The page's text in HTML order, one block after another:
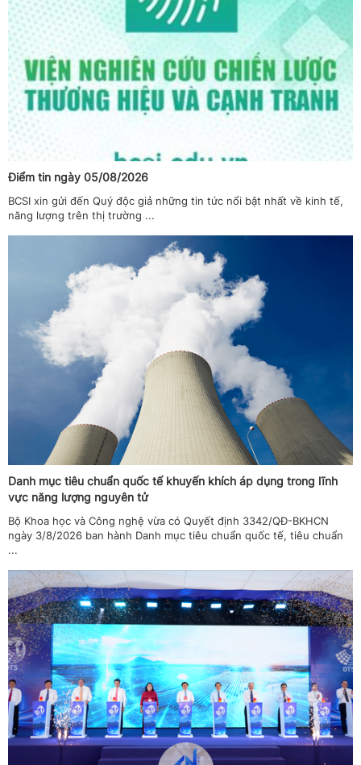
Điểm tin ngày 05/08/2026
BCSI xin gửi đến Quý độc giả những tin tức nổi bật nhất về kinh tế,
năng lượng trên thị trường ...
Danh mục tiêu chuẩn quốc tế khuyến khích áp dụng trong lĩnh
vực năng lượng nguyên tử
Bộ Khoa học và Công nghệ vừa có Quyết định 3342/QĐ-BKHCN
ngày 3/8/2026 ban hành Danh mục tiêu chuẩn quốc tế, tiêu chuẩn
...